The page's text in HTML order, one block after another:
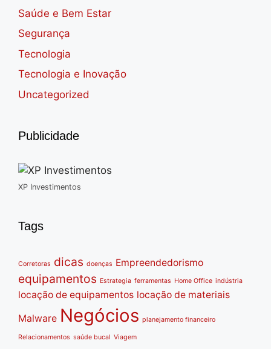
Saúde e Bem Estar
Segurança
Tecnologia
Tecnologia e Inovação
Uncategorized
Publicidade
XP Investimentos
Tags
Corretoras dicas doenças Empreendedorismo
equipamentos Estrategia ferramentas Home Office indústria
locação de equipamentos locação de materiais
Malware Negócios planejamento financeiro
Relacionamentos saúde bucal Viagem